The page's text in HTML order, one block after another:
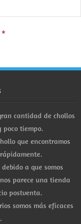
*
cantidad de chollos
tiempo.
que encontramos
a que somos
parece una tienda
postventa.
somos más eficaces